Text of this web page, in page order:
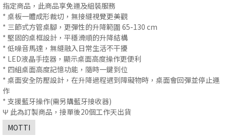
指定商品，此商品享免運及組裝服務
* 桌板一體成形裁切，無接縫視覺更美觀
* 三節式方管桌腳，更彈性的升降範圍 65-130 cm
* 堅固的桌框設計，平穩滑順的升降結構
* 低噪音馬達，無縫融入日常生活不干擾
* LED液晶手控器，顯示桌面高度操作更便利
* 四組桌面高度記憶功能，隨時一鍵到位
* 桌面安全防壓設計，在升降過程遇到障礙物時，桌面會回彈並停止運
作
* 支援藍牙操作(需另購藍牙接收器)
Ψ 此為訂製商品，接單後20個工作天出貨
MOTTI